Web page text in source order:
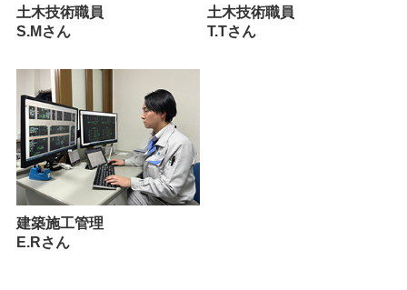
土木技術職員
S.Mさん
土木技術職員
T.Tさん
建築施工管理
E.Rさん